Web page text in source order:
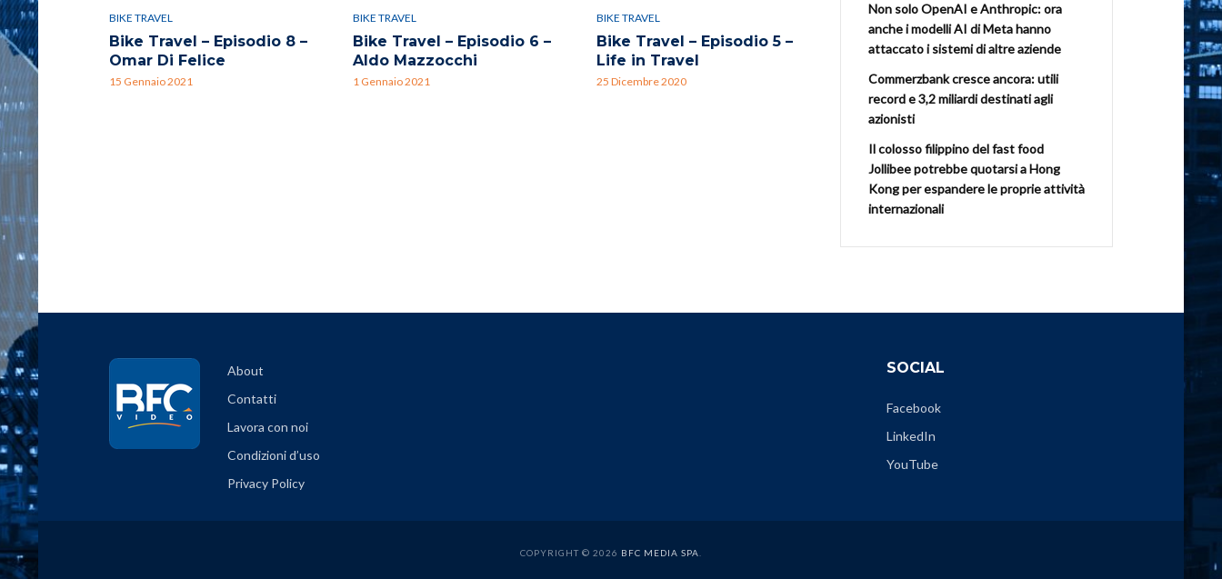
BIKE TRAVEL
Bike Travel – Episodio 8 –
Omar Di Felice
15 Gennaio 2021
BIKE TRAVEL
Bike Travel – Episodio 6 –
Aldo Mazzocchi
1 Gennaio 2021
BIKE TRAVEL
Bike Travel – Episodio 5 –
Life in Travel
25 Dicembre 2020
Non solo OpenAI e Anthropic: ora
anche i modelli AI di Meta hanno
attaccato i sistemi di altre aziende
Commerzbank cresce ancora: utili
record e 3,2 miliardi destinati agli
azionisti
Il colosso filippino del fast food
Jollibee potrebbe quotarsi a Hong
Kong per espandere le proprie attività
internazionali
About
Contatti
Lavora con noi
Condizioni d’uso
Privacy Policy
SOCIAL
Facebook
LinkedIn
YouTube
COPYRIGHT © 2026 BFC MEDIA SPA